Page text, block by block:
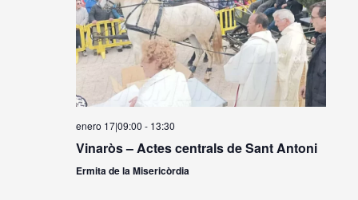
enero 17|09:00 - 13:30
Vinaròs – Actes centrals de Sant Antoni
Ermita de la Misericòrdia